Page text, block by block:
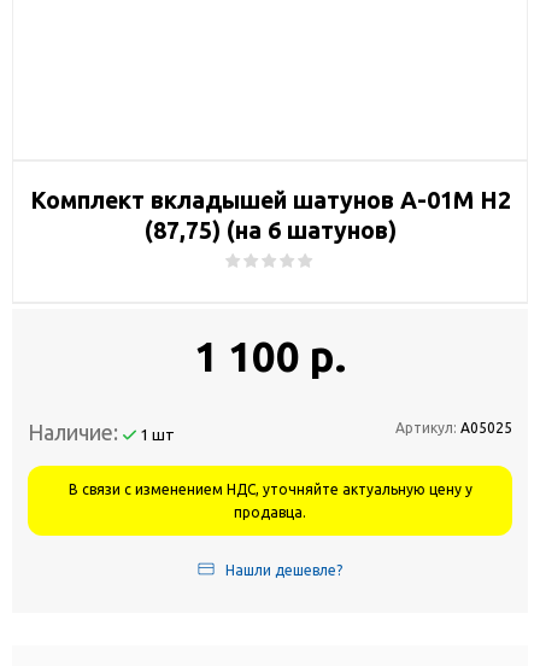
Комплект вкладышей шатунов А-01М Н2
(87,75) (на 6 шатунов)
1 100 р.
Наличие: 1 шт Артикул: А05025
В связи с изменением НДС, уточняйте актуальную цену у
продавца.
Нашли дешевле?